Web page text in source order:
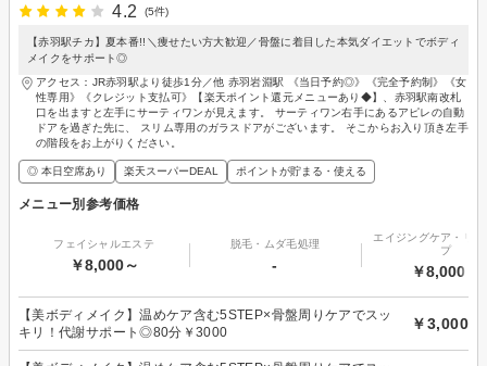
4.2
(5件)
【赤羽駅チカ】夏本番!!＼痩せたい方大歓迎／骨盤に着目した本気ダイエットでボディ
メイクをサポート◎
アクセス：JR赤羽駅より徒歩1分／他 赤羽岩淵駅 《当日予約◎》《完全予約制》《女
性専用》《クレジット支払可》【楽天ポイント還元メニューあり◆】、赤羽駅南改札
口を出ますと左手にサーティワンが見えます。 サーティワン右手にあるアピレの自動
ドアを過ぎた先に、 スリム専用のガラスドアがございます。 そこからお入り頂き左手
の階段をお上がりください。
◎ 本日空席あり 楽天スーパーDEAL ポイントが貯まる・使える
メニュー別参考価格
フェイシャルエステ
￥8,000～
脱毛・ムダ毛処理
-
エイジングケア・リ
プ
￥8,000～
【美ボディメイク】温めケア含む5STEP×骨盤周りケアでスッ
キリ！代謝サポート◎80分￥3000
￥3,000